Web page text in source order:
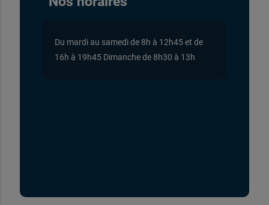
Du mardi au samedi de 8h à 12h45 et de
16h à 19h45 Dimanche de 8h30 à 13h